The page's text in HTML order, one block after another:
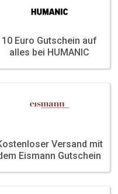
Featured
10 Euro Gutschein auf
alles bei HUMANIC
Featured
Versand mit
Eismann Gutschein